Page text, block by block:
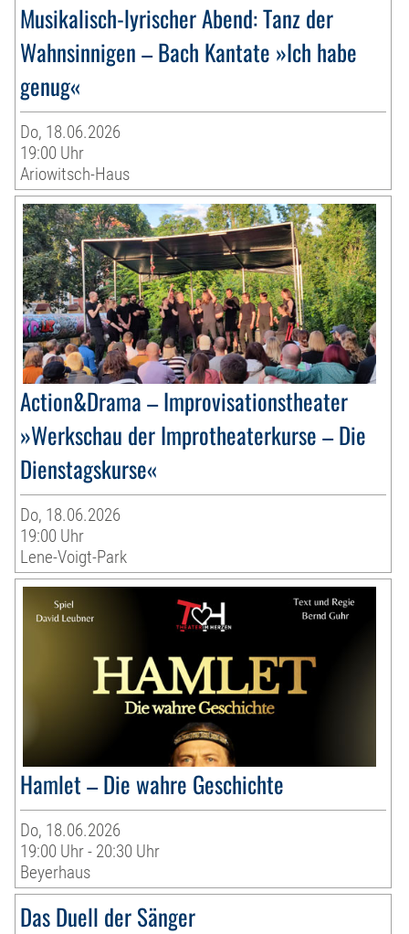
Musikalisch-lyrischer Abend: Tanz der
Wahnsinnigen – Bach Kantate »Ich habe
genug«
Do, 18.06.2026
19:00 Uhr
Ariowitsch-Haus
Action&Drama – Improvisationstheater
»Werkschau der Improtheaterkurse – Die
Dienstagskurse«
Do, 18.06.2026
19:00 Uhr
Lene-Voigt-Park
Hamlet – Die wahre Geschichte
Do, 18.06.2026
19:00 Uhr - 20:30 Uhr
Beyerhaus
Das Duell der Sänger